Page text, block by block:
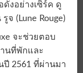
ดังอย่างเซิร์ค ดู
จ (Lune Rouge)
จะช่วยตอบ
นที่พักและ
2561 ที่ผ่านมา